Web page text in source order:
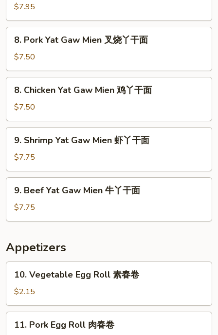
Special
Soup
本
$7.95
Pork
Yat
Gaw
Mien
干
8. Pork Yat Gaw Mien 叉烧丫干面
$7.50
Chicken
Yat
Gaw
Mien
面
8. Chicken Yat Gaw Mien 鸡丫干面
$7.50
Shrimp
Yat
Gaw
Mien
9. Shrimp Yat Gaw Mien 虾丫干面
$7.75
Beef
Yat
Gaw
牛
丫
干
9. Beef Yat Gaw Mien 牛丫干面
$7.75
Appetizers
Vegetable
Egg
Roll
素
10. Vegetable Egg Roll 素春卷
$2.15
Pork
11. Pork Egg Roll 肉春卷